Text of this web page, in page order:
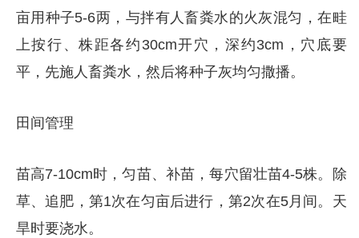
亩用种子5-6两，与拌有人畜粪水的火灰混匀，在畦
上按行、株距各约30cm开穴，深约3cm，穴底要
平，先施人畜粪水，然后将种子灰均匀撒播。
田间管理
苗高7-10cm时，匀苗、补苗，每穴留壮苗4-5株。除
草、追肥，第1次在匀亩后进行，第2次在5月间。天
旱时要浇水。